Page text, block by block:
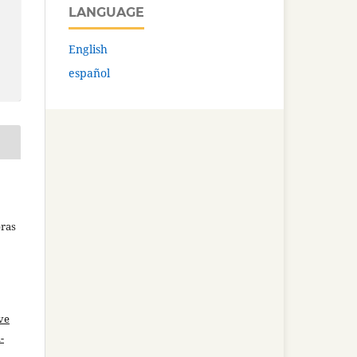
LANGUAGE
English
español